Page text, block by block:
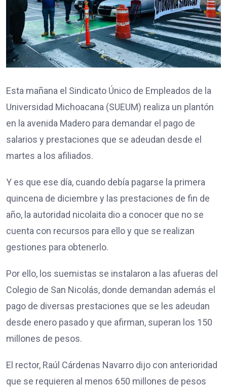
Esta mañana el Sindicato Único de Empleados de la
Universidad Michoacana (SUEUM) realiza un plantón
en la avenida Madero para demandar el pago de
salarios y prestaciones que se adeudan desde el
martes a los afiliados.
Y es que ese día, cuando debía pagarse la primera
quincena de diciembre y las prestaciones de fin de
año, la autoridad nicolaita dio a conocer que no se
cuenta con recursos para ello y que se realizan
gestiones para obtenerlo.
Por ello, los suemistas se instalaron a las afueras del
Colegio de San Nicolás, donde demandan además el
pago de diversas prestaciones que se les adeudan
desde enero pasado y que afirman, superan los 150
millones de pesos.
El rector, Raúl Cárdenas Navarro dijo con anterioridad
que se requieren al menos 650 millones de pesos